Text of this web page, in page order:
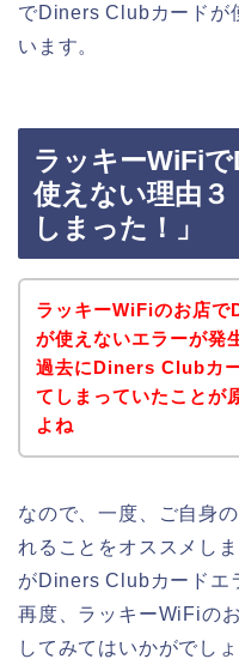
でDiners Clubカードが
います。
ラッキーWiFi
使えない理由３
しまった！」
ラッキーWiFiのお店
が使えないエラーが発
過去にDiners Clubカ
てしまっていたことが
よね
なので、一度、ご自身
れることをオススメし
がDiners Clubカードエ
再度、ラッキーWiFiの
してみてはいかがでしょ